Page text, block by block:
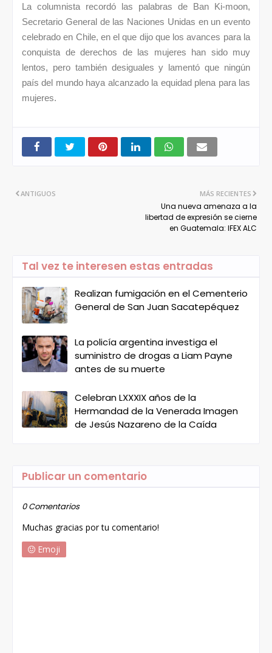
La columnista recordó las palabras de Ban Ki-moon,
Secretario General de las Naciones Unidas en un evento
celebrado en Chile, en el que dijo que los avances para la
conquista de derechos de las mujeres han sido muy
lentos, pero también desiguales y lamentó que ningún
país del mundo haya alcanzado la equidad plena para las
mujeres.
MÁS RECIENTES
Una nueva amenaza a la
libertad de expresión se cierne
en Guatemala: IFEX ALC
ANTIGUOS
Tal vez te interesen estas entradas
Realizan fumigación en el Cementerio
General de San Juan Sacatepéquez
La policía argentina investiga el
suministro de drogas a Liam Payne
antes de su muerte
Celebran LXXXIX años de la
Hermandad de la Venerada Imagen
de Jesús Nazareno de la Caída
Publicar un comentario
0 Comentarios
Muchas gracias por tu comentario!
Emoji